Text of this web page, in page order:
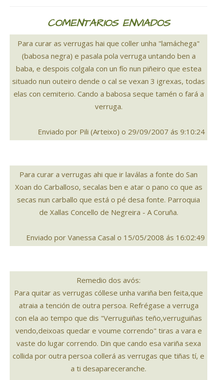
COMENTARIOS ENVIADOS
Para curar as verrugas hai que coller unha "lamáchega"
(babosa negra) e pasala pola verruga untando ben a
baba, e despois colgala con un fío nun piñeiro que estea
situado nun outeiro dende o cal se vexan 3 igrexas, todas
elas con cemiterio. Cando a babosa seque tamén o fará a
verruga.
Enviado por Pili (Arteixo) o 29/09/2007 ás 9:10:24
Para curar a verrugas ahi que ir laválas a fonte do San
Xoan do Carballoso, secalas ben e atar o pano co que as
secas nun carballo que está o pé desa fonte. Parroquia
de Xallas Concello de Negreira - A Coruña.
Enviado por Vanessa Casal o 15/05/2008 ás 16:02:49
Remedio dos avós:
Para quitar as verrugas cóllese unha variña ben feita,que
atraia a tención de outra persoa. Refrégase a verruga
con ela ao tempo que dis "Verruguiñas teño,verruguiñas
vendo,deixoas quedar e voume correndo" tiras a vara e
vaste do lugar correndo. Din que cando esa variña sexa
collida por outra persoa collerá as verrugas que tiñas tí, e
a ti desapareceranche.